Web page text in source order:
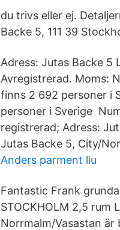
du trivs eller ej.
Backe 5, 111 39
Adress: Jutas Backe 5
Avregistrerad. Moms:
finns 2 692 personer i
personer i Sverige
registrerad; Adress:
Jutas Backe 5, City/
Anders parment liu
Fantastic Frank
STOCKHOLM 2,5 rum
Norrmalm/Vasastan är